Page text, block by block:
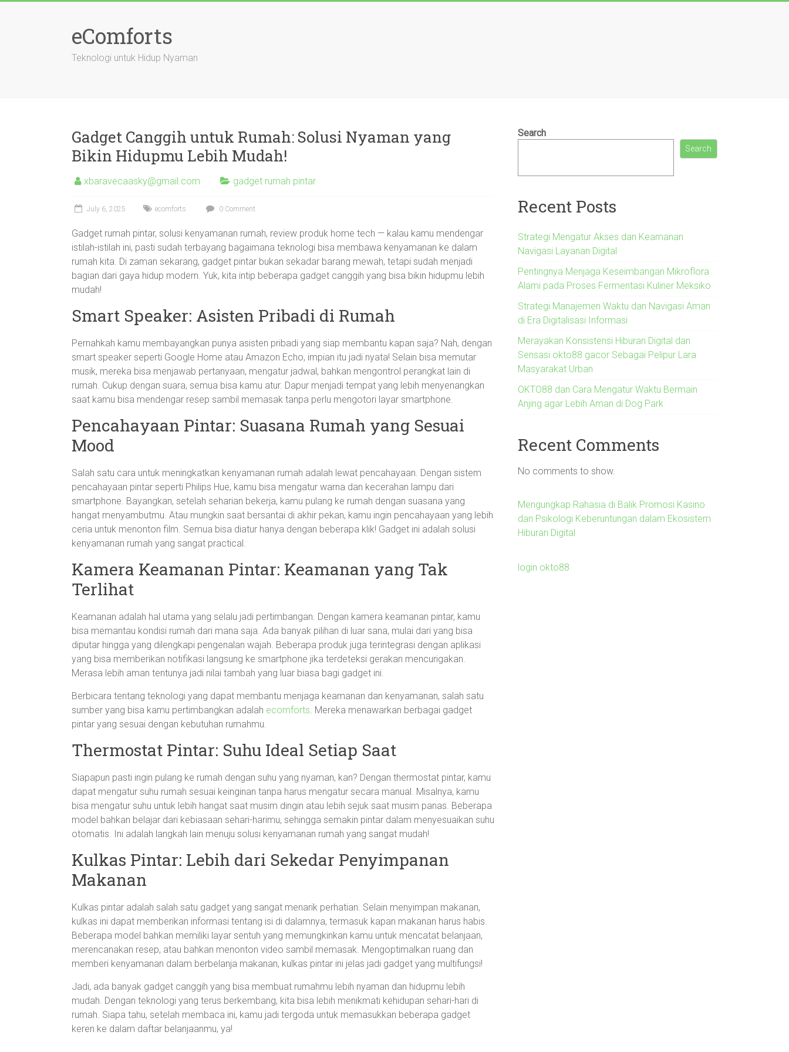
eComforts
Teknologi untuk Hidup Nyaman
Gadget Canggih untuk Rumah: Solusi Nyaman yang
Bikin Hidupmu Lebih Mudah!
xbaravecaasky@gmail.com gadget rumah pintar
July 6, 2025 ecomforts 0 Comment
Gadget rumah pintar, solusi kenyamanan rumah, review produk home tech — kalau kamu mendengar
istilah-istilah ini, pasti sudah terbayang bagaimana teknologi bisa membawa kenyamanan ke dalam
rumah kita. Di zaman sekarang, gadget pintar bukan sekadar barang mewah, tetapi sudah menjadi
bagian dari gaya hidup modern. Yuk, kita intip beberapa gadget canggih yang bisa bikin hidupmu lebih
mudah!
Smart Speaker: Asisten Pribadi di Rumah
Pernahkah kamu membayangkan punya asisten pribadi yang siap membantu kapan saja? Nah, dengan
smart speaker seperti Google Home atau Amazon Echo, impian itu jadi nyata! Selain bisa memutar
musik, mereka bisa menjawab pertanyaan, mengatur jadwal, bahkan mengontrol perangkat lain di
rumah. Cukup dengan suara, semua bisa kamu atur. Dapur menjadi tempat yang lebih menyenangkan
saat kamu bisa mendengar resep sambil memasak tanpa perlu mengotori layar smartphone.
Pencahayaan Pintar: Suasana Rumah yang Sesuai
Mood
Salah satu cara untuk meningkatkan kenyamanan rumah adalah lewat pencahayaan. Dengan sistem
pencahayaan pintar seperti Philips Hue, kamu bisa mengatur warna dan kecerahan lampu dari
smartphone. Bayangkan, setelah seharian bekerja, kamu pulang ke rumah dengan suasana yang
hangat menyambutmu. Atau mungkin saat bersantai di akhir pekan, kamu ingin pencahayaan yang lebih
ceria untuk menonton film. Semua bisa diatur hanya dengan beberapa klik! Gadget ini adalah solusi
kenyamanan rumah yang sangat practical.
Kamera Keamanan Pintar: Keamanan yang Tak
Terlihat
Keamanan adalah hal utama yang selalu jadi pertimbangan. Dengan kamera keamanan pintar, kamu
bisa memantau kondisi rumah dari mana saja. Ada banyak pilihan di luar sana, mulai dari yang bisa
diputar hingga yang dilengkapi pengenalan wajah. Beberapa produk juga terintegrasi dengan aplikasi
yang bisa memberikan notifikasi langsung ke smartphone jika terdeteksi gerakan mencurigakan.
Merasa lebih aman tentunya jadi nilai tambah yang luar biasa bagi gadget ini.
Berbicara tentang teknologi yang dapat membantu menjaga keamanan dan kenyamanan, salah satu
sumber yang bisa kamu pertimbangkan adalah ecomforts. Mereka menawarkan berbagai gadget
pintar yang sesuai dengan kebutuhan rumahmu.
Thermostat Pintar: Suhu Ideal Setiap Saat
Siapapun pasti ingin pulang ke rumah dengan suhu yang nyaman, kan? Dengan thermostat pintar, kamu
dapat mengatur suhu rumah sesuai keinginan tanpa harus mengatur secara manual. Misalnya, kamu
bisa mengatur suhu untuk lebih hangat saat musim dingin atau lebih sejuk saat musim panas. Beberapa
model bahkan belajar dari kebiasaan sehari-harimu, sehingga semakin pintar dalam menyesuaikan suhu
otomatis. Ini adalah langkah lain menuju solusi kenyamanan rumah yang sangat mudah!
Kulkas Pintar: Lebih dari Sekedar Penyimpanan
Makanan
Kulkas pintar adalah salah satu gadget yang sangat menarik perhatian. Selain menyimpan makanan,
kulkas ini dapat memberikan informasi tentang isi di dalamnya, termasuk kapan makanan harus habis.
Beberapa model bahkan memiliki layar sentuh yang memungkinkan kamu untuk mencatat belanjaan,
merencanakan resep, atau bahkan menonton video sambil memasak. Mengoptimalkan ruang dan
memberi kenyamanan dalam berbelanja makanan, kulkas pintar ini jelas jadi gadget yang multifungsi!
Jadi, ada banyak gadget canggih yang bisa membuat rumahmu lebih nyaman dan hidupmu lebih
mudah. Dengan teknologi yang terus berkembang, kita bisa lebih menikmati kehidupan sehari-hari di
rumah. Siapa tahu, setelah membaca ini, kamu jadi tergoda untuk memasukkan beberapa gadget
keren ke dalam daftar belanjaanmu, ya!
Search
Search
Recent Posts
Strategi Mengatur Akses dan Keamanan
Navigasi Layanan Digital
Pentingnya Menjaga Keseimbangan Mikroflora
Alami pada Proses Fermentasi Kuliner Meksiko
Strategi Manajemen Waktu dan Navigasi Aman
di Era Digitalisasi Informasi
Merayakan Konsistensi Hiburan Digital dan
Sensasi okto88 gacor Sebagai Pelipur Lara
Masyarakat Urban
OKTO88 dan Cara Mengatur Waktu Bermain
Anjing agar Lebih Aman di Dog Park
Recent Comments
No comments to show.
Mengungkap Rahasia di Balik Promosi Kasino
dan Psikologi Keberuntungan dalam Ekosistem
Hiburan Digital
login okto88